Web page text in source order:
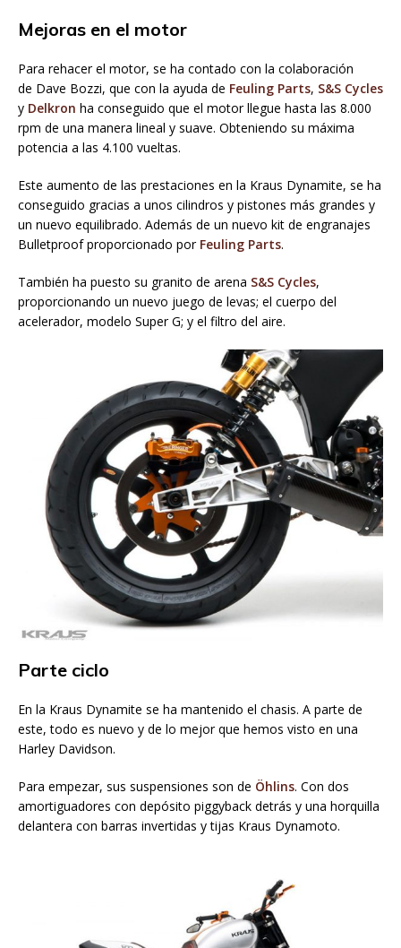
Mejoras en el motor
Para rehacer el motor, se ha contado con la colaboración
de Dave Bozzi, que con la ayuda de Feuling Parts, S&S Cycles
y Delkron ha conseguido que el motor llegue hasta las 8.000
rpm de una manera lineal y suave. Obteniendo su máxima
potencia a las 4.100 vueltas.
Este aumento de las prestaciones en la Kraus Dynamite, se ha
conseguido gracias a unos cilindros y pistones más grandes y
un nuevo equilibrado. Además de un nuevo kit de engranajes
Bulletproof proporcionado por Feuling Parts.
También ha puesto su granito de arena S&S Cycles,
proporcionando un nuevo juego de levas; el cuerpo del
acelerador, modelo Super G; y el filtro del aire.
Parte ciclo
En la Kraus Dynamite se ha mantenido el chasis. A parte de
este, todo es nuevo y de lo mejor que hemos visto en una
Harley Davidson.
Para empezar, sus suspensiones son de Öhlins. Con dos
amortiguadores con depósito piggyback detrás y una horquilla
delantera con barras invertidas y tijas Kraus Dynamoto.